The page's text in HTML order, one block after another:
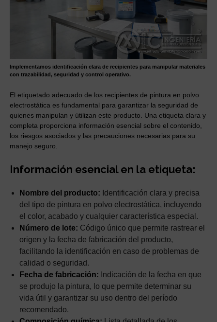
Implementamos identificación clara de recipientes para manipular materiales
con trazabilidad, seguridad y control operativo.
El etiquetado adecuado de los recipientes de pintura en polvo
electrostática es fundamental para garantizar la seguridad de
quienes manipulan y útilizan este producto. Una etiqueta clara y
completa proporciona información esencial sobre el contenido,
los riesgos asociados y las precauciones necesarias para su
manejo seguro.
Información esencial en la etiqueta:
Nombre del producto: Identificación clara y precisa
del tipo de pintura en polvo electrostática, incluyendo
el color, acabado y cualquier característica especial.
Número de lote: Código único que permite rastrear el
origen y la fecha de fabricación del producto,
facilitando la identificación en caso de problemas de
calidad o seguridad.
Fecha de fabricación: Indicación de la fecha en que
se produjo la pintura, lo que permite determinar su
vida útil y garantizar su uso dentro del período
recomendado.